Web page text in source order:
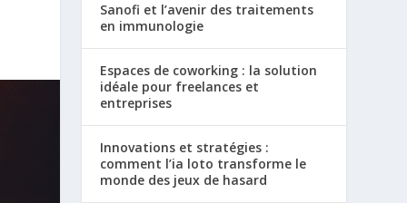
Sanofi et l’avenir des traitements
en immunologie
Espaces de coworking : la solution
idéale pour freelances et
entreprises
Innovations et stratégies :
comment l’ia loto transforme le
monde des jeux de hasard